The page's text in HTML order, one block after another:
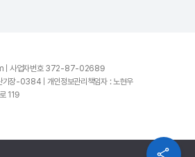
| 사업자번호 372-87-02689
장-0384 | 개인정보관리책임자 : 노현우
119